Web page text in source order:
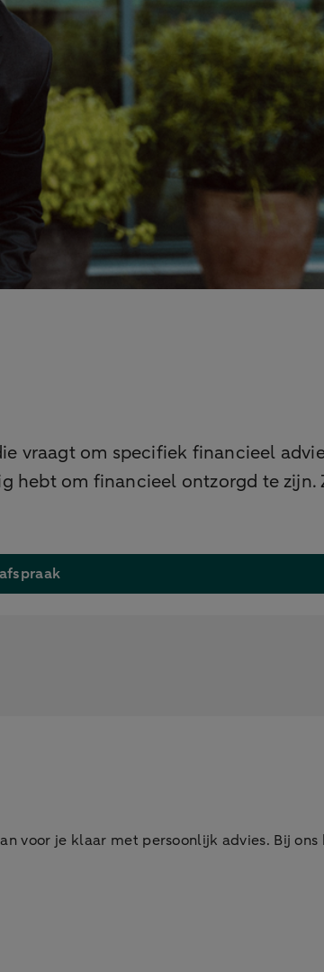
vraagt om specifiek financieel
hebt om financieel ontzorgd te zijn.
voor je klaar met persoonlijk advies. Bij ons